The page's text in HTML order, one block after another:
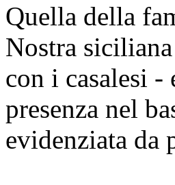
Quella della
Nostra
con i casalesi -
presenza nel
evidenziata da